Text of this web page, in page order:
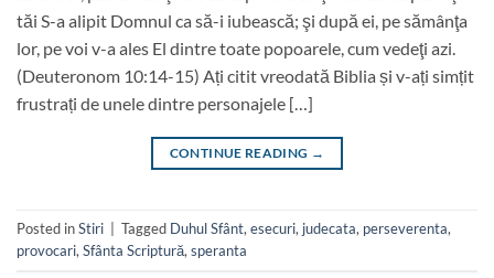
tăi S-a alipit Domnul ca să-i iubească; şi după ei, pe sămânţa
lor, pe voi v-a ales El dintre toate popoarele, cum vedeţi azi.
(Deuteronom 10:14-15) Ați citit vreodată Biblia și v-ați simțit
frustrați de unele dintre personajele […]
CONTINUE READING →
Posted inStiri Tagged Duhul Sfânt, esecuri, judecata, perseverenta,
provocari, Sfânta Scriptură, speranta